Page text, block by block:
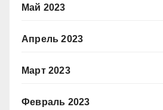
Май 2023
Апрель 2023
Март 2023
Февраль 2023